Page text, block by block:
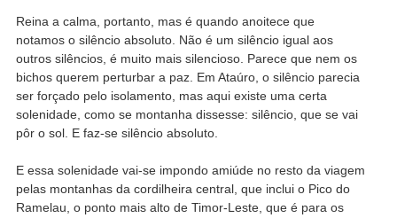
Reina a calma, portanto, mas é quando anoitece que
notamos o silêncio absoluto. Não é um silêncio igual aos
outros silêncios, é muito mais silencioso. Parece que nem os
bichos querem perturbar a paz. Em Ataúro, o silêncio parecia
ser forçado pelo isolamento, mas aqui existe uma certa
solenidade, como se montanha dissesse: silêncio, que se vai
pôr o sol. E faz-se silêncio absoluto.
E essa solenidade vai-se impondo amiúde no resto da viagem
pelas montanhas da cordilheira central, que inclui o Pico do
Ramelau, o ponto mais alto de Timor-Leste, que é para os